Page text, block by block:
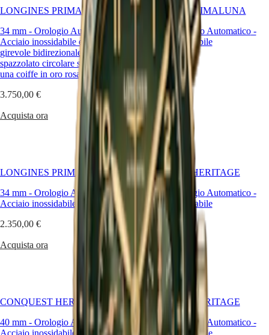
PILOT
LONGINES
SPIRIT
PILOT
FLYBACK
Elegance
DOLCEVITA
LONGINES
DOLCEVITA
LONGINES
PRIMALUNA
FLAGSHIP
EVIDENZA
RECORD
ELEGANT
COLLECTION
LEGEND
DIVER
ULTRA-
CHRON
特
别
行
政
區
Malaysia
Singapore
台
地
Belgique
(Fr)
(Nl)
Finland
Ελλάδα
Italia
LONGINES PRIMALUNA
34 mm - Orologio Automatico
Acciaio inossidabile e lunetta
girevole bidirezionale con inserto
spazzolato circolare sovrastato da
una coiffe in oro rosa 18 carati 5N
3.750,00 €
Acquista ora
LONGINES PRIMALUNA
-Orologio Automatico-
Acciaio inossidabile
2.850,00 €
Acquista ora
LONGINES PRIMALUNA
34 mm - Orologio Automatico
Acciaio inossidabile
2.350,00 €
Acquista ora
CONQUEST HERITAGE
38 mm- Orologio Automatico-
Acciaio inossidabile
3.300,00 €
Acquista ora
CONQUEST HERITAGE
40 mm - Orologio Automatico
Acciaio inossidabile
CONQUEST HERITAGE
40 mm
Orologio Automatico-
Acciaio inossidabile